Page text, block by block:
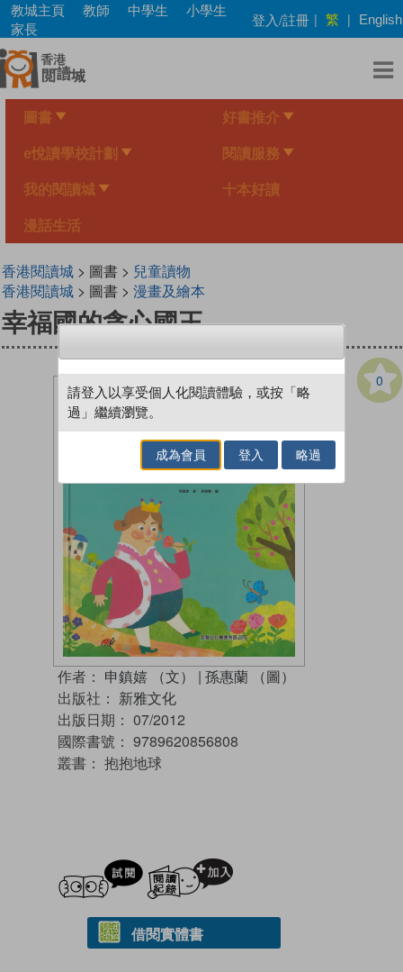
Skip
main
content
教城主頁 教師 中學生
小學生
家長
登入/註冊 | 繁 | English
圖書 好書推介
e悅讀學校計劃 閱讀服務
我的閱讀城 十本好讀
漫話生活
香港閱讀城> 圖書 > 兒童讀物
香港閱讀城> 圖書 > 漫畫及繪本
幸福國的貪心國王
0
作者： 申鎮嬉 （文） | 孫惠蘭 （圖）
出版社： 新雅文化
出版日期： 07/2012
國際書號： 9789620856808
叢書： 抱抱地球
試閲
借閱實體書
請登入以享受個人化閱讀體驗，或按「略
過」繼續瀏覽。
成為會員 登入 略過